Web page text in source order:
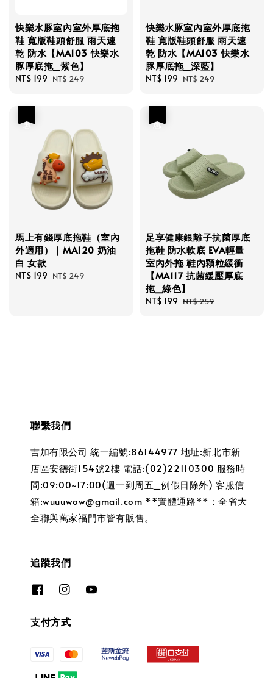
快樂水豚室內室外厚底拖
鞋 寬版鞋頭舒服 雨天速
乾 防水【MA103 快樂水
豚厚底拖_紫色】
Sale
NT$ 199 Regular
NT$ 249
快樂水豚室內室外厚底拖
鞋 寬版鞋頭舒服 雨天速
乾 防水【MA103 快樂水
豚厚底拖_深藍】
Sale
NT$ 199 Regular
NT$ 249
馬上有錢厚底拖鞋（室內
外適用）｜MA120 奶油
白 女款
Sale
NT$ 199 Regular
NT$ 249
足享健康銀離子抗菌厚底
拖鞋 防水軟底 EVA輕量
室內外拖 鞋內顆粒緩衝
【MA117 抗菌緩壓厚底
拖_綠色】
Sale
NT$ 199 Regular
NT$ 259
聯繫我們
吉加有限公司 統一編號:86144977 地址:新北市新
店區安德街154號2樓 電話:(02)22110300 服務時
間:09:00~17:00(週一到周五_例假日除外) 客服信
箱:wuuuwow@gmail.com **實體通路**：全省大
全聯與萬家福門市皆有販售。
追蹤我們
支付方式